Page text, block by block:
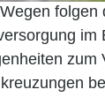
Fotograf Florian Trykowski |
im
zum